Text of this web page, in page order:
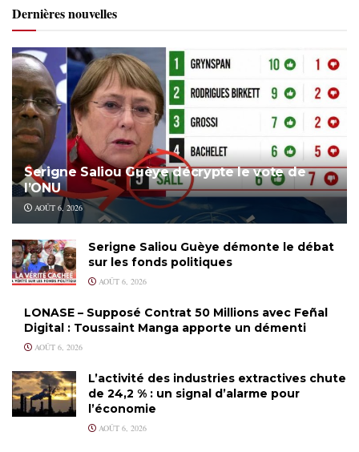
Dernières nouvelles
Serigne Saliou Guèye décrypte le vote de
l’ONU
AOÛT 6, 2026
Serigne Saliou Guèye démonte le débat
sur les fonds politiques
AOÛT 6, 2026
LONASE – Supposé Contrat 50 Millions avec Feñal
Digital : Toussaint Manga apporte un démenti
AOÛT 6, 2026
L’activité des industries extractives chute
de 24,2 % : un signal d’alarme pour
l’économie
AOÛT 6, 2026